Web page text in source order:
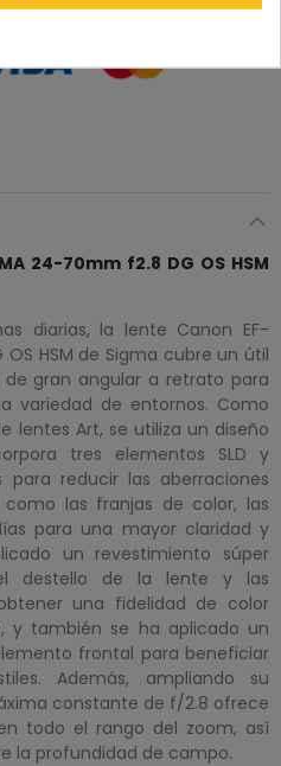
24-70mm f2.8 DG OS HSM
diarias, la lente Canon EF-
HSM de Sigma cubre un útil
gran angular a retrato para
variedad de entornos. Como
lentes Art, se utiliza un diseño
tres elementos SLD y
reducir las aberraciones
las franjas de color, las
para una mayor claridad y
un revestimiento súper
destello de la lente y las
una fidelidad de color
y también se ha aplicado un
frontal para beneficiar
Además, ampliando su
constante de f/2.8 ofrece
todo el rango del zoom, así
la profundidad de campo.